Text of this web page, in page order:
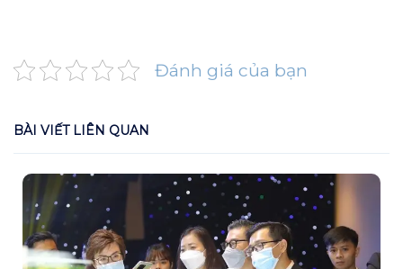
Đánh giá của bạn
BÀI VIẾT LIÊN QUAN